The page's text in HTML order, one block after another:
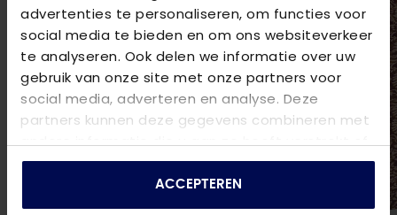
advertenties te personaliseren, om functies voor
social media te bieden en om ons websiteverkeer
te analyseren. Ook delen we informatie over uw
gebruik van onze site met onze partners voor
social media, adverteren en analyse. Deze
partners kunnen deze gegevens combineren met
andere informatie die u aan ze heeft verstrekt of
die ze hebben verzameld op basis van uw gebruik
ACCEPTEREN